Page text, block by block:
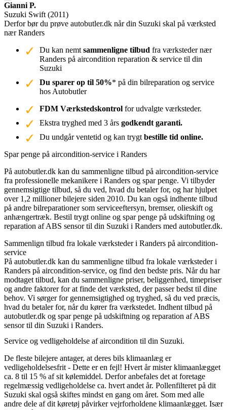
Gianni P.
Suzuki Swift (2011)
Derfor bør du prøve autobutler.dk når din Suzuki skal på værksted
nær Randers
Du kan nemt sammenligne tilbud fra værksteder nær
Randers på aircondition reparation & service til din
Suzuki
Du sparer op til 50%* på din bilreparation og service
hos Autobutler
FDM Værkstedskontrol for udvalgte værksteder.
Ekstra tryghed med 3 års godkendt garanti.
Du undgår ventetid og kan trygt bestille tid online.
Spar penge på aircondition-service i Randers
På autobutler.dk kan du sammenligne tilbud på aircondition-service
fra professionelle mekanikere i Randers og spar penge. Vi tilbyder
gennemsigtige tilbud, så du ved, hvad du betaler for, og har hjulpet
over 1,2 millioner bilejere siden 2010. Du kan også indhente tilbud
på andre bilreparationer som serviceeftersyn, bremser, olieskift og
anhængertræk. Bestil trygt online og spar penge på udskiftning og
reparation af ABS sensor til din Suzuki i Randers med autobutler.dk.
Sammenlign tilbud fra lokale værksteder i Randers på aircondition-
service
På autobutler.dk kan du sammenligne tilbud fra lokale værksteder i
Randers på aircondition-service, og find den bedste pris. Når du har
modtaget tilbud, kan du sammenligne priser, beliggenhed, timepriser
og andre faktorer for at finde det værksted, der passer bedst til dine
behov. Vi sørger for gennemsigtighed og tryghed, så du ved præcis,
hvad du betaler for, når du kører fra værkstedet. Indhent tilbud på
autobutler.dk og spar penge på udskiftning og reparation af ABS
sensor til din Suzuki i Randers.
Service og vedligeholdelse af aircondition til din Suzuki.
De fleste bilejere antager, at deres bils klimaanlæg er
vedligeholdelsesfrit - Dette er en fejl! Hvert år mister klimaanlægget
ca. 8 til 15 % af sit kølemiddel. Derfor anbefales det at foretage
regelmæssig vedligeholdelse ca. hvert andet år. Pollenfilteret på dit
Suzuki skal også skiftes mindst en gang om året. Som med alle
andre dele af dit køretøj påvirker vejrforholdene klimaanlægget. Især